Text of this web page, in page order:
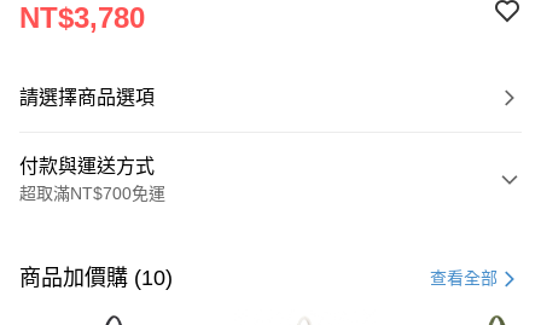
NT$3,780
請選擇商品選項
付款與運送方式
超取滿NT$700免運
信用卡一次付款
超商取貨付款
商品加價購 (10) 查看全部